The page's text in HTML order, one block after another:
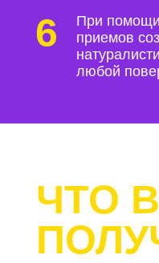
При
приемов
любой
6
ЧТО